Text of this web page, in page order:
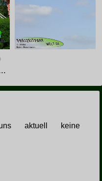
aktuell keine